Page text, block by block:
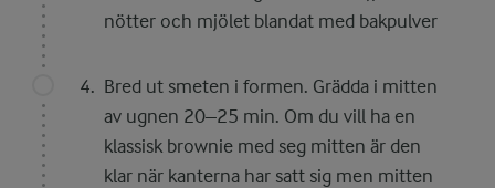
nötter och mjölet blandat med bakpulver
Bred ut smeten i formen. Grädda i mitten
av ugnen 20–25 min. Om du vill ha en
klassisk brownie med seg mitten är den
klar när kanterna har satt sig men mitten